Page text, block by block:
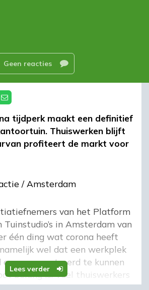
Geen reacties
Lees verder
tijdperk maakt een definitief
Thuiswerken blijft
profiteert de markt voor
/ Amsterdam
van het Platform
Tuinstudio’s in Amsterdam van
één ding wat corona heeft
wel dat een werkplek
en geconcentreerd te kunnen
belang is. Veel thuiswerkers
zoek naar alternatieve werk-